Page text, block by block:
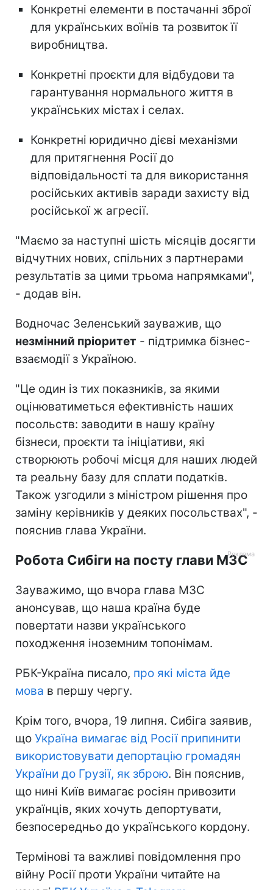
Конкретні елементи в постачанні зброї
для українських воїнів та розвиток її
виробництва.
Конкретні проєкти для відбудови та
гарантування нормального життя в
українських містах і селах.
Конкретні юридично дієві механізми
для притягнення Росії до
відповідальності та для використання
російських активів заради захисту від
російської ж агресії.
"Маємо за наступні шість місяців досягти
відчутних нових, спільних з партнерами
результатів за цими трьома напрямками",
- додав він.
Водночас Зеленський зауважив, що
незмінний пріоритет - підтримка бізнес-
взаємодії з Україною.
"Це один із тих показників, за якими
оцінюватиметься ефективність наших
посольств: заводити в нашу країну
бізнеси, проєкти та ініціативи, які
створюють робочі місця для наших людей
та реальну базу для сплати податків.
Також узгодили з міністром рішення про
заміну керівників у деяких посольствах", -
пояснив глава України.
Робота Сибіги на посту глави МЗС
Зауважимо, що вчора глава МЗС
анонсував, що наша країна буде
повертати назви українського
походження іноземним топонімам.
РБК-Україна писало, про які міста йде
мова в першу чергу.
Крім того, вчора, 19 липня. Сибіга заявив,
що Україна вимагає від Росії припинити
використовувати депортацію громадян
України до Грузії, як зброю. Він пояснив,
що нині Київ вимагає росіян привозити
українців, яких хочуть депортувати,
безпосередньо до українського кордону.
Термінові та важливі повідомлення про
війну Росії проти України читайте на